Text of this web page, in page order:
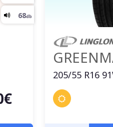
205/55 R16